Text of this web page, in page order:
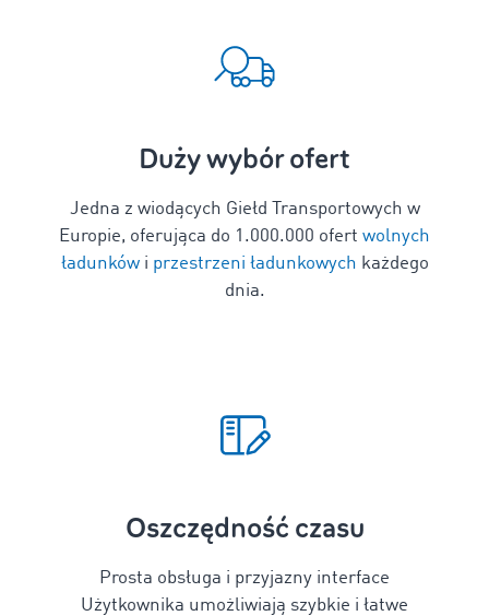
Duży wybór ofert
Jedna z wiodących Giełd Transportowych w
Europie, oferująca do 1 .000.000 ofert wolnych
ładunkówi przestrzeni ładunkowych każdego
dnia.
Oszczędność czasu
Prosta obsługa i przyjazny interface
Użytkownika umożliwiają szybkie i łatwe